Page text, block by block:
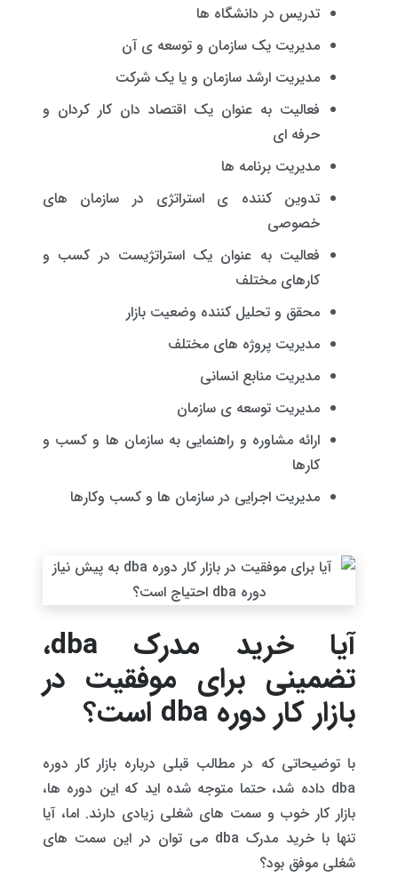
تدریس در دانشگاه ها
مدیریت یک سازمان و توسعه ی آن
مدیریت ارشد سازمان و یا یک شرکت
فعالیت به عنوان یک اقتصاد دان کار کردان و
حرفه ای
مدیریت برنامه ها
تدوین کننده ی استراتژی در سازمان های
خصوصی
فعالیت به عنوان یک استراتژیست در کسب و
کارهای مختلف
محقق و تحلیل کننده وضعیت بازار
مدیریت پروژه های مختلف
مدیریت منابع انسانی
مدیریت توسعه ی سازمان
ارائه مشاوره و راهنمایی به سازمان ها و کسب و
کارها
مدیریت اجرایی در سازمان ها و کسب وکارها
آیا خرید مدرک dba،
تضمینی برای موفقیت در
بازار کار دوره dba است؟
با توضیحاتی که در مطالب قبلی درباره بازار کار دوره
dba داده شد، حتما متوجه شده اید که این دوره ها،
بازار کار خوب و سمت های شغلی زیادی دارند. اما، آیا
تنها با خرید مدرک dba می توان در این سمت های
شغلی موفق بود؟